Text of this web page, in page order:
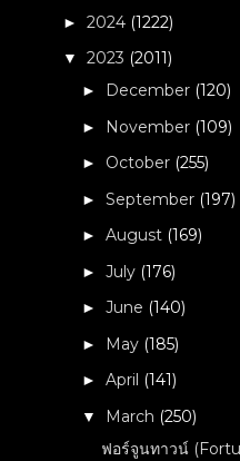
►2024 (1222)
▼2023 (2011)
► December (120)
► November (109)
► October (255)
►September (197)
►August (169)
►July (176)
►June (140)
► May (185)
►April (141)
▼ March (250)
ฟอร์จูนทาวน์